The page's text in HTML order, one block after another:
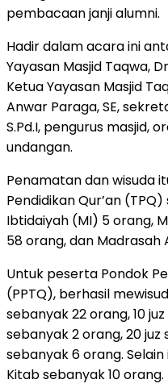
pembacaan janji alumni.
Hadir dalam acara ini
Yayasan Masjid Taqwa,
Ketua Yayasan Masjid
Anwar Paraga, SE,
S.Pd.I, pengurus masjid,
undangan.
Penamatan dan wisuda
Pendidikan Qur’an
Ibtidaiyah (MI) 5 orang,
58 orang, dan Madrasah
Untuk peserta Pondok
(PPTQ), berhasil
sebanyak 22 orang, 10
sebanyak 2 orang, 20 juz
sebanyak 6 orang.
Kitab sebanyak 10 orang.